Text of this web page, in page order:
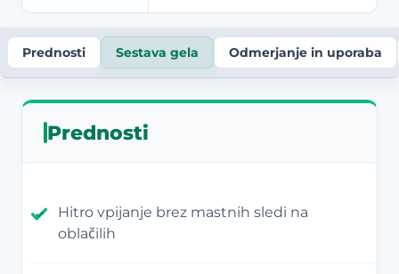
Prednosti Sestava gela Odmerjanje in uporaba
Prednosti
Hitro vpijanje brez mastnih sledi na
oblačilih